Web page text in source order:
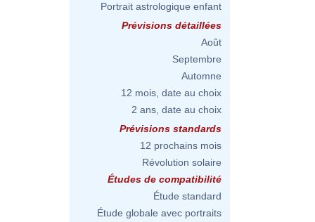
Portrait astrologique enfant
Prévisions détaillées
Août
Septembre
Automne
12 mois, date au choix
2 ans, date au choix
Prévisions standards
12 prochains mois
Révolution solaire
Études de compatibilité
Étude standard
Étude globale avec portraits